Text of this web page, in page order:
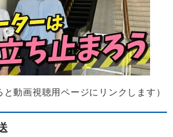
と動画視聴用ページにリンクします）​